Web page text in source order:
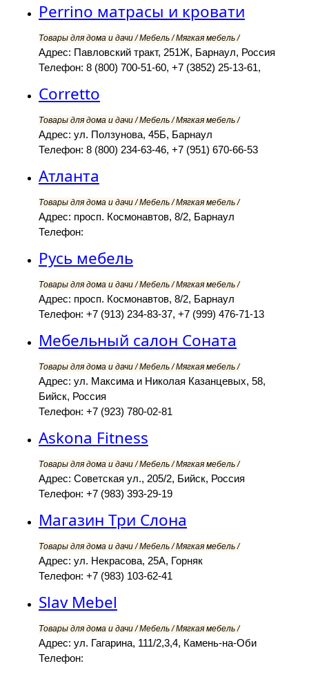
Perrino матрасы и кровати
Товары для дома и дачи / Мебель / Мягкая мебель /
Адрес: Павловский тракт, 251Ж, Барнаул, Россия
Телефон: 8 (800) 700-51-60, +7 (3852) 25-13-61,
Corretto
Товары для дома и дачи / Мебель / Мягкая мебель /
Адрес: ул. Ползунова, 45Б, Барнаул
Телефон: 8 (800) 234-63-46, +7 (951) 670-66-53
Атланта
Товары для дома и дачи / Мебель / Мягкая мебель /
Адрес: просп. Космонавтов, 8/2, Барнаул
Телефон:
Русь мебель
Товары для дома и дачи / Мебель / Мягкая мебель /
Адрес: просп. Космонавтов, 8/2, Барнаул
Телефон: +7 (913) 234-83-37, +7 (999) 476-71-13
Мебельный салон Соната
Товары для дома и дачи / Мебель / Мягкая мебель /
Адрес: ул. Максима и Николая Казанцевых, 58,
Бийск, Россия
Телефон: +7 (923) 780-02-81
Askona Fitness
Товары для дома и дачи / Мебель / Мягкая мебель /
Адрес: Советская ул., 205/2, Бийск, Россия
Телефон: +7 (983) 393-29-19
Магазин Три Слона
Товары для дома и дачи / Мебель / Мягкая мебель /
Адрес: ул. Некрасова, 25А, Горняк
Телефон: +7 (983) 103-62-41
Slav Mebel
Товары для дома и дачи / Мебель / Мягкая мебель /
Адрес: ул. Гагарина, 111/2,3,4, Камень-на-Оби
Телефон: